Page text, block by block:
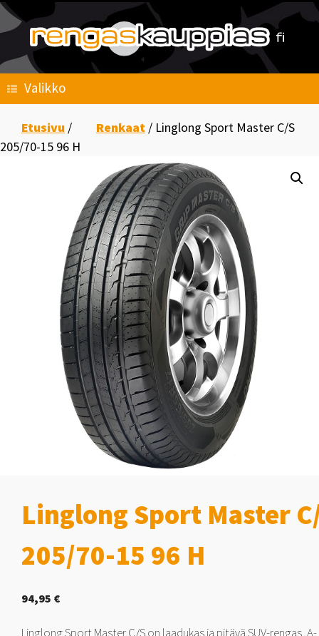
Skip
content
Valikko
Etusivu / Renkaat / Linglong Sport Master C/S
205/70-15 96 H
Linglong Sport Master
205/70-15 96 H
94,95 €
Linglong Sport Master C/S on laadukas ja pitävä SUV-rengas. A-